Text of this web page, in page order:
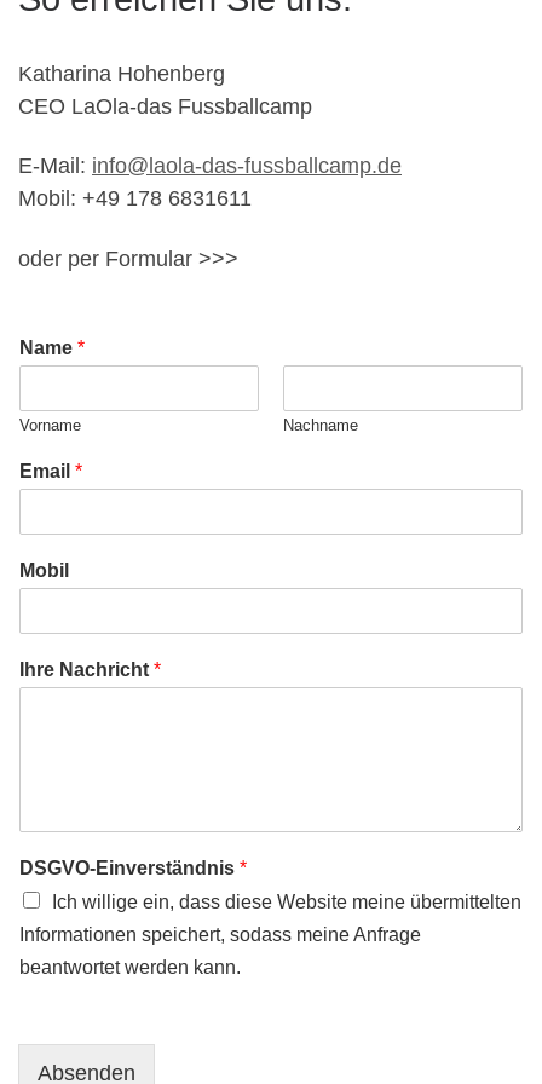
Katharina Hohenberg
CEO LaOla-das Fussballcamp
E-Mail: info@laola-das-fussballcamp.de
Mobil: +49 178 6831611
oder per Formular >>>
Name *
Vorname Nachname
Email *
Mobil
Ihre Nachricht *
DSGVO-Einverständnis *
Ich willige ein, dass diese Website meine übermittelten
Informationen speichert, sodass meine Anfrage
beantwortet werden kann.
Absenden